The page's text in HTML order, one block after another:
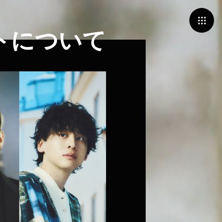
について